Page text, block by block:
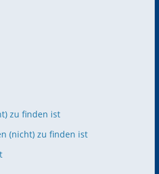
zu finden ist
(nicht) zu finden ist